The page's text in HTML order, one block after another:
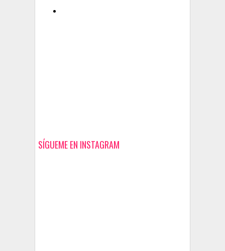
SÍGUEME EN INSTAGRAM